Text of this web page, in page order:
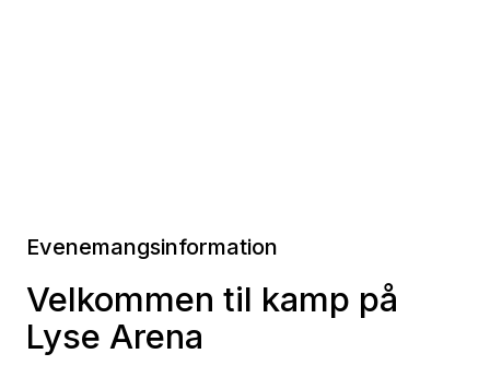
Evenemangsinformation
Velkommen til kamp på
Lyse Arena